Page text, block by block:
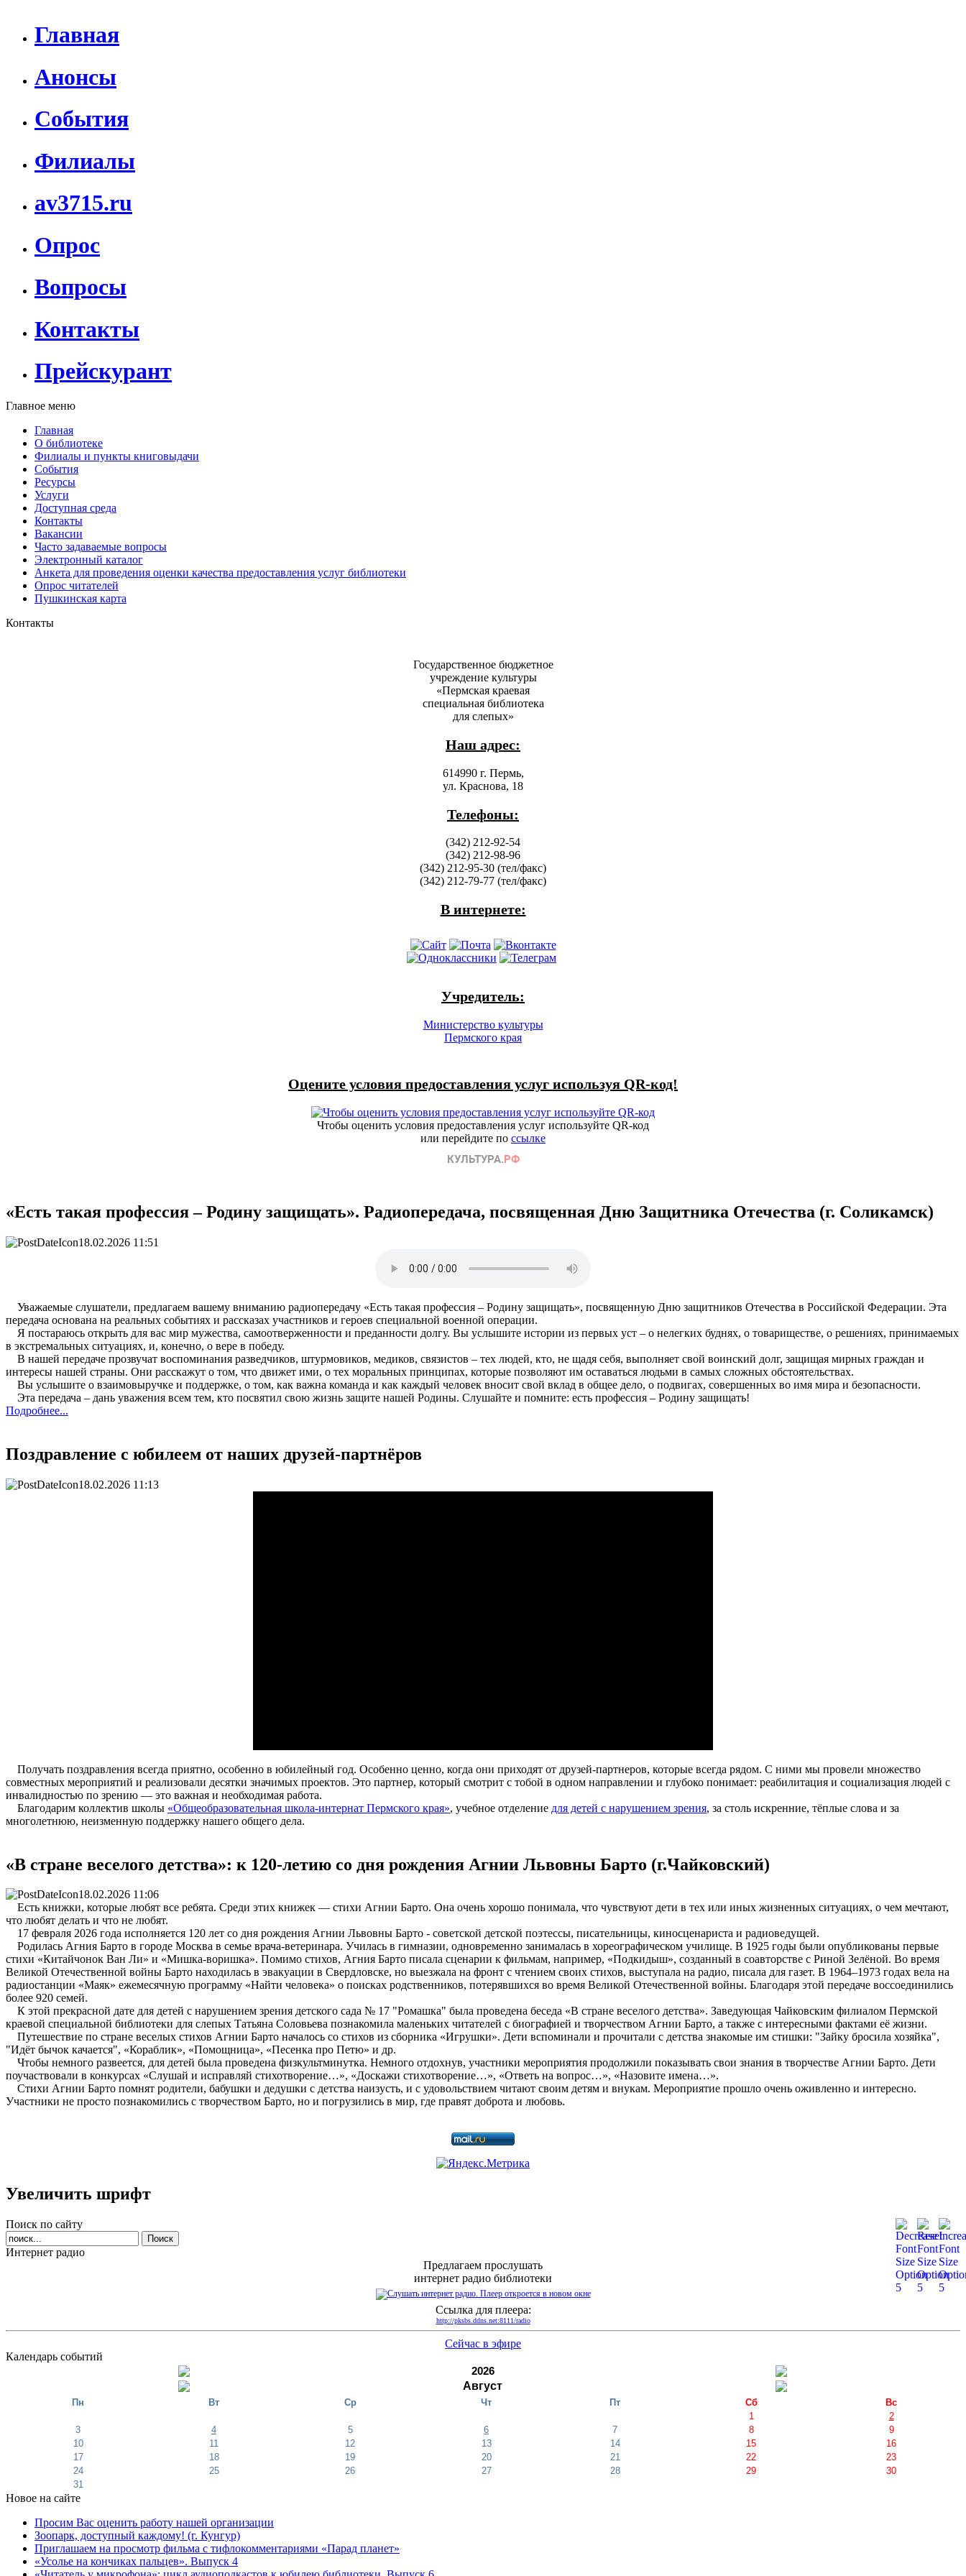
Главная
Анонсы
События
Филиалы
av3715.ru
Опрос
Вопросы
Контакты
Прейскурант
Главное меню
Главная
О библиотеке
Филиалы и пункты книговыдачи
События
Ресурсы
Услуги
Доступная среда
Контакты
Вакансии
Часто задаваемые вопросы
Электронный каталог
Анкета для проведения оценки качества предоставления услуг библиотеки
Опрос читателей
Пушкинская карта
Контакты
Государственное бюджетное
учреждение культуры
«Пермская краевая
специальная библиотека
для слепых»
Наш адрес:
614990 г. Пермь,
ул. Краснова, 18
Телефоны:
(342) 212-92-54
(342) 212-98-96
(342) 212-95-30 (тел/факс)
(342) 212-79-77 (тел/факс)
В интернете:
Учредитель:
Министерство культуры
Пермского края
Оцените условия предоставления услуг используя QR-код!
Чтобы оценить условия предоставления услуг используйте QR-код
или перейдите по ссылке
«Есть такая профессия – Родину защищать». Радиопередача, посвященная Дню Защитника Отечества (г. Соликамск)
18.02.2026 11:51
Уважаемые слушатели, предлагаем вашему вниманию радиопередачу «Есть такая профессия – Родину защищать», посвященную Дню защитников Отечества в Российской Федерации. Эта
передача основана на реальных событиях и рассказах участников и героев специальной военной операции.
Я постараюсь открыть для вас мир мужества, самоотверженности и преданности долгу. Вы услышите истории из первых уст – о нелегких буднях, о товариществе, о решениях, принимаемых
в экстремальных ситуациях, и, конечно, о вере в победу.
В нашей передаче прозвучат воспоминания разведчиков, штурмовиков, медиков, связистов – тех людей, кто, не щадя себя, выполняет свой воинский долг, защищая мирных граждан и
интересы нашей страны. Они расскажут о том, что движет ими, о тех моральных принципах, которые позволяют им оставаться людьми в самых сложных обстоятельствах.
Вы услышите о взаимовыручке и поддержке, о том, как важна команда и как каждый человек вносит свой вклад в общее дело, о подвигах, совершенных во имя мира и безопасности.
Эта передача – дань уважения всем тем, кто посвятил свою жизнь защите нашей Родины. Слушайте и помните: есть профессия – Родину защищать!
Подробнее...
Поздравление с юбилеем от наших друзей-партнёров
18.02.2026 11:13
Получать поздравления всегда приятно, особенно в юбилейный год. Особенно ценно, когда они приходят от друзей-партнеров, которые всегда рядом. С ними мы провели множество
совместных мероприятий и реализовали десятки значимых проектов. Это партнер, который смотрит с тобой в одном направлении и глубоко понимает: реабилитация и социализация людей с
инвалидностью по зрению — это важная и необходимая работа.
Благодарим коллектив школы «Общеобразовательная школа-интернат Пермского края», учебное отделение для детей с нарушением зрения, за столь искренние, тёплые слова и за
многолетнюю, неизменную поддержку нашего общего дела.
«В стране веселого детства»: к 120-летию со дня рождения Агнии Львовны Барто (г.Чайковский)
18.02.2026 11:06
Есть книжки, которые любят все ребята. Среди этих книжек — стихи Агнии Барто. Она очень хорошо понимала, что чувствуют дети в тех или иных жизненных ситуациях, о чем мечтают,
что любят делать и что не любят.
17 февраля 2026 года исполняется 120 лет со дня рождения Агнии Львовны Барто - советской детской поэтессы, писательницы, киносценариста и радиоведущей.
Родилась Агния Барто в городе Москва в семье врача-ветеринара. Училась в гимназии, одновременно занималась в хореографическом училище. В 1925 годы были опубликованы первые
стихи «Китайчонок Ван Ли» и «Мишка-воришка». Помимо стихов, Агния Барто писала сценарии к фильмам, например, «Подкидыш», созданный в соавторстве с Риной Зелёной. Во время
Великой Отечественной войны Барто находилась в эвакуации в Свердловске, но выезжала на фронт с чтением своих стихов, выступала на радио, писала для газет. В 1964–1973 годах вела на
радиостанции «Маяк» ежемесячную программу «Найти человека» о поисках родственников, потерявшихся во время Великой Отечественной войны. Благодаря этой передаче воссоединились
более 920 семей.
К этой прекрасной дате для детей с нарушением зрения детского сада № 17 "Ромашка" была проведена беседа «В стране веселого детства». Заведующая Чайковским филиалом Пермской
краевой специальной библиотеки для слепых Татьяна Соловьева познакомила маленьких читателей с биографией и творчеством Агнии Барто, а также с интересными фактами её жизни.
Путешествие по стране веселых стихов Агнии Барто началось со стихов из сборника «Игрушки». Дети вспоминали и прочитали с детства знакомые им стишки: "Зайку бросила хозяйка",
"Идёт бычок качается", «Кораблик», «Помощница», «Песенка про Петю» и др.
Чтобы немного развеется, для детей была проведена физкультминутка. Немного отдохнув, участники мероприятия продолжили показывать свои знания в творчестве Агнии Барто. Дети
поучаствовали в конкурсах «Слушай и исправляй стихотворение…», «Доскажи стихотворение…», «Ответь на вопрос…», «Назовите имена…».
Стихи Агнии Барто помнят родители, бабушки и дедушки с детства наизусть, и с удовольствием читают своим детям и внукам. Мероприятие прошло очень оживленно и интересно.
Участники не просто познакомились с творчеством Барто, но и погрузились в мир, где правят доброта и любовь.
Увеличить шрифт
Поиск по сайту
Интернет радио
Предлагаем прослушать
интернет радио библиотеки
Ссылка для плеера:
http://pksbs.ddns.net:8111/radio
Сейчас в эфире
Календарь событий
2026
Август
Пн Вт Ср Чт Пт Сб
Вс
1
2
3
4 5 6 7 8
9
10
11 12 13 14 15
16
17
18 19 20 21 22
23
24
25 26 27 28 29
30
31
Новое на сайте
Просим Вас оценить работу нашей организации
Зоопарк, доступный каждому! (г. Кунгур)
Приглашаем на просмотр фильма с тифлокомментариями «Парад планет»
«Усолье на кончиках пальцев». Выпуск 4